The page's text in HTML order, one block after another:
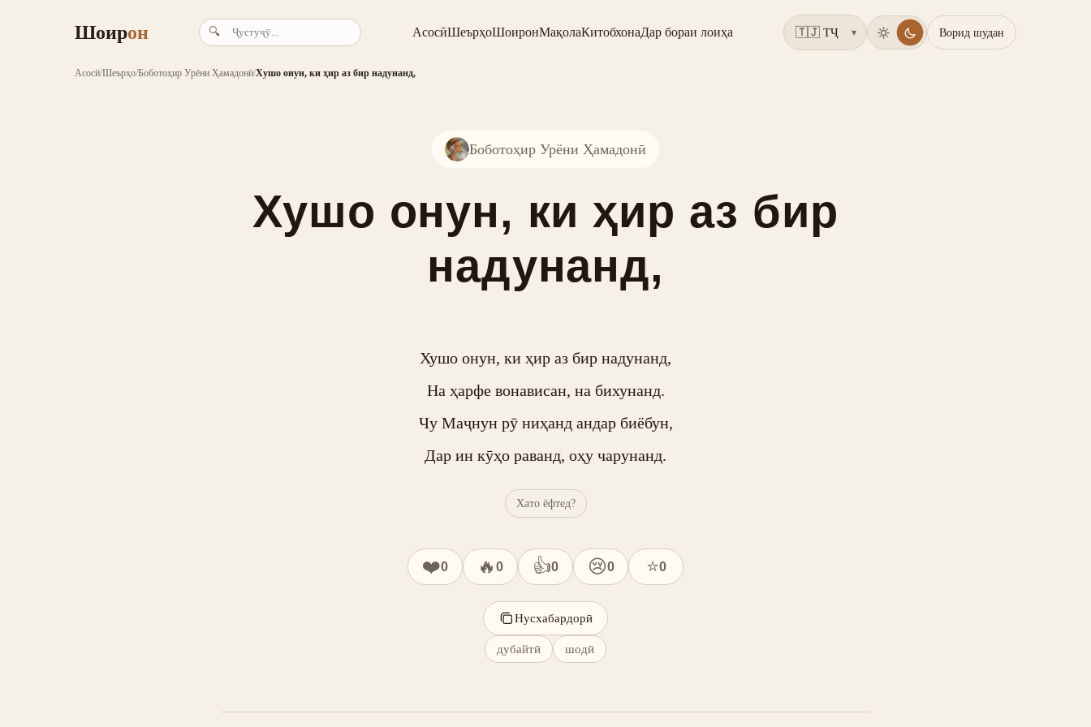
Шоирон 🔍 АсосӣШеърҳоШоиронМақолаКитобхонаДар бораи лоиҳа ▾ Ворид шудан
Асосӣ/Шеърҳо/Боботоҳир Урёни Ҳамадонӣ/Хушо онун, ки ҳир аз бир надунанд,
Боботоҳир Урёни Ҳамадонӣ
Хушо онун, ки ҳир аз бир
надунанд,
Хушо онун, ки ҳир аз бир надунанд,
На ҳарфе вонависан, на бихунанд.
Чу Маҷнун рӯ ниҳанд андар биёбун,
Дар ин кӯҳо раванд, оҳу чарунанд.
Хато ёфтед?
❤️0 🔥 0 👍0 😢0 ⭐0
Нусхабардорӣ
дубайтӣ шодӣ